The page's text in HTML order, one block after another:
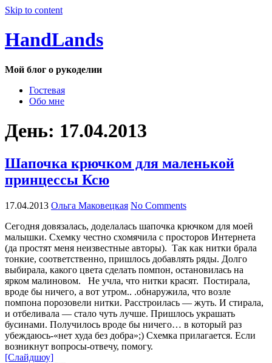
Skip to content
HandLands
Мой блог о рукоделии
Гостевая
Обо мне
День: 17.04.2013
Шапочка крючком для маленькой
принцессы Ксю
17.04.2013 Ольга Маковецкая No Comments
Сегодня довязалась, доделалась шапочка крючком для моей
малышки. Схемку честно схомячила с просторов Интернета
(да простят меня неизвестные авторы). Так как нитки брала
тонкие, соответственно, пришлось добавлять ряды. Долго
выбирала, какого цвета сделать помпон, остановилась на
ярком малиновом. Не учла, что нитки красят. Постирала,
вроде бы ничего, а вот утром.. .обнаружила, что возле
помпона порозовели нитки. Расстроилась — жуть. И стирала,
и отбеливала — стало чуть лучше. Пришлось украшать
бусинами. Получилось вроде бы ничего… в который раз
убеждаюсь-«нет худа без добра»;) Схемка прилагается. Если
возникнут вопросы-отвечу, помогу.
[Слайдшоу]